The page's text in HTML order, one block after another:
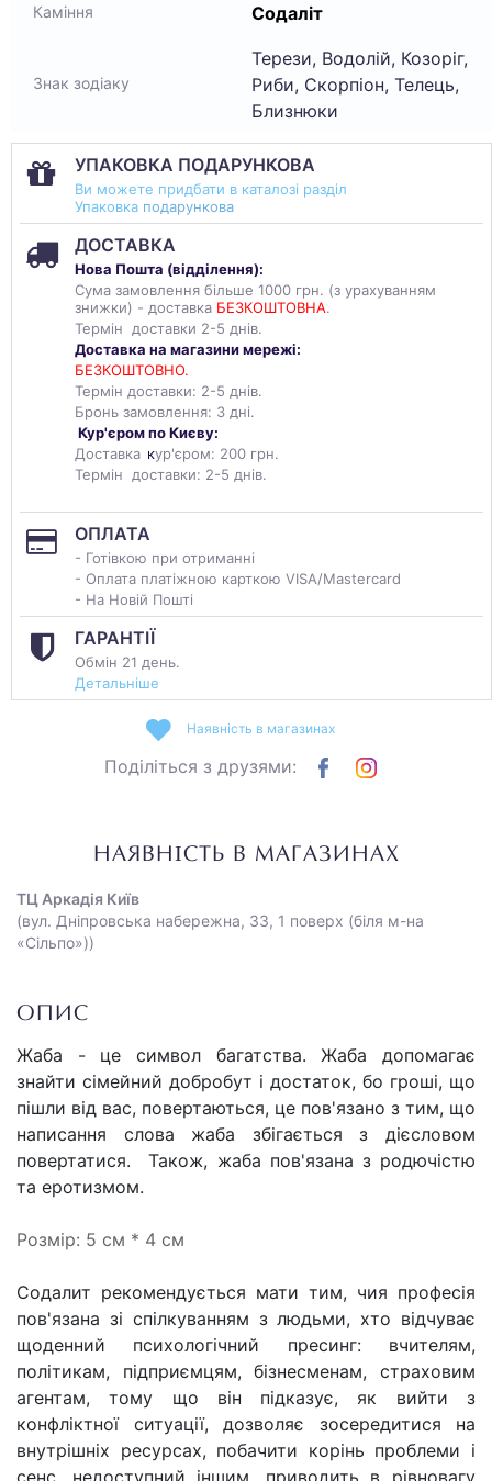
Каміння Содаліт
Знак зодіаку
Терези, Водолій, Козоріг,
Риби, Скорпіон, Телець,
Близнюки
УПАКОВКА ПОДАРУНКОВА
Ви можете придбати в каталозі разділ
Упаковка подарункова
ДОСТАВКА
Нова Пошта (відділення):
Сума замовлення більше 1000 грн. (з урахуванням
знижки) - доставка БЕЗКОШТОВНА.
Термін доставки 2-5 днів.
Доставка на магазини мережі:
БЕЗКОШТОВНО.
Термін доставки: 2-5 днів.
Бронь замовлення: 3 дні.
Кур'єром по Києву:
Доставка кур'єром: 200 грн.
Термін доставки: 2-5 днів.
ОПЛАТА
- Готівкою при отриманні
- Оплата платіжною карткою VISA/Mastercard
- На Новій Пошті
ГАРАНТІЇ
Обмін 21 день.
Детальніше
Наявність в магазинах
Поділіться з друзями:
НАЯВНІСТЬ В МАГАЗИНАХ
ТЦ Аркадія Київ
(вул. Дніпровська набережна, 33, 1 поверх (біля м-на
«Сільпо»))
ОПИС
Жаба - це символ багатства. Жаба допомагає
знайти сімейний добробут і достаток, бо гроші, що
пішли від вас, повертаються, це пов'язано з тим, що
написання слова жаба збігається з дієсловом
повертатися. Також, жаба пов'язана з родючістю
та еротизмом.
Розмір: 5 см * 4 см
Содалит рекомендується мати тим, чия професія
пов'язана зі спілкуванням з людьми, хто відчуває
щоденний психологічний пресинг: вчителям,
політикам, підприємцям, бізнесменам, страховим
агентам, тому що він підказує, як вийти з
конфліктної ситуації, дозволяє зосередитися на
внутрішніх ресурсах, побачити корінь проблеми і
сенс, недоступний іншим, приводить в рівновагу